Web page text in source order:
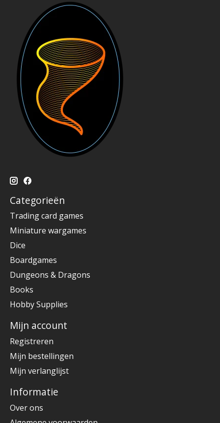
Categorieën
Trading card games
Miniature wargames
Dice
Boardgames
Dungeons & Dragons
Books
Hobby Supplies
Mijn account
Registreren
Mijn bestellingen
Mijn verlanglijst
Informatie
Over ons